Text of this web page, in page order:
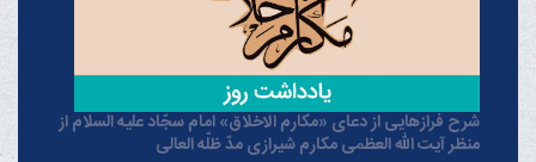
شرح فرازهایی از دعای «مکارم الاخلاق» امام سجّاد علیه السلام از
منظر آیت الله العظمی مکارم شیرازی مدّ ظلّه العالی